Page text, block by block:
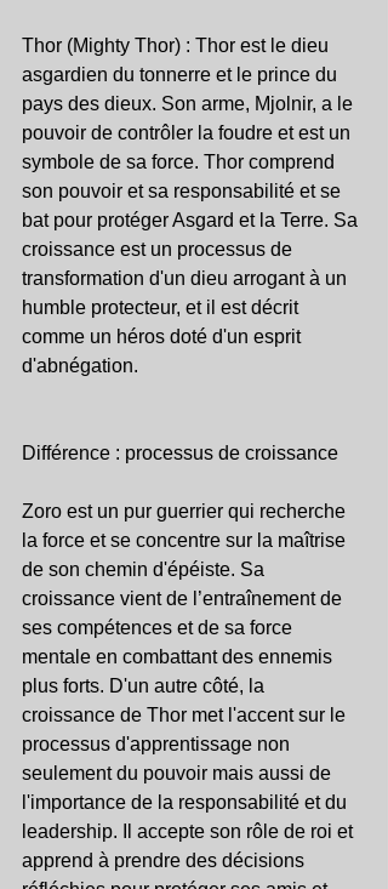
Thor (Mighty Thor) : Thor est le dieu
asgardien du tonnerre et le prince du
pays des dieux. Son arme, Mjolnir, a le
pouvoir de contrôler la foudre et est un
symbole de sa force. Thor comprend
son pouvoir et sa responsabilité et se
bat pour protéger Asgard et la Terre. Sa
croissance est un processus de
transformation d'un dieu arrogant à un
humble protecteur, et il est décrit
comme un héros doté d'un esprit
d'abnégation.
Différence : processus de croissance
Zoro est un pur guerrier qui recherche
la force et se concentre sur la maîtrise
de son chemin d'épéiste. Sa
croissance vient de l’entraînement de
ses compétences et de sa force
mentale en combattant des ennemis
plus forts. D'un autre côté, la
croissance de Thor met l'accent sur le
processus d'apprentissage non
seulement du pouvoir mais aussi de
l'importance de la responsabilité et du
leadership. Il accepte son rôle de roi et
apprend à prendre des décisions